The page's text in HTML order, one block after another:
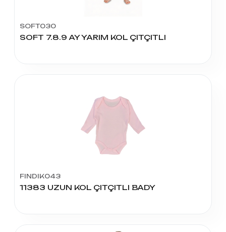
SOFT030
SOFT 7.8.9 AY YARIM KOL ÇITÇITLI
FINDIK043
11383 UZUN KOL ÇITÇITLI BADY